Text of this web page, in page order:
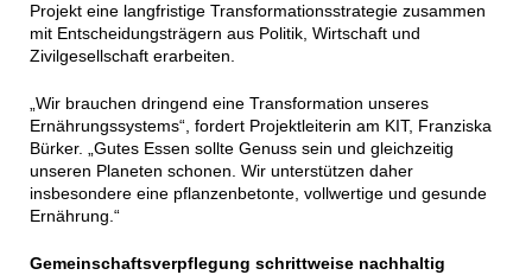
Projekt eine langfristige Transformationsstrategie zusammen
mit Entscheidungsträgern aus Politik, Wirtschaft und
Zivilgesellschaft erarbeiten.
„Wir brauchen dringend eine Transformation unseres
Ernährungssystems“, fordert Projektleiterin am KIT, Franziska
Bürker. „Gutes Essen sollte Genuss sein und gleichzeitig
unseren Planeten schonen. Wir unterstützen daher
insbesondere eine pflanzenbetonte, vollwertige und gesunde
Ernährung.“
Gemeinschaftsverpflegung schrittweise nachhaltig